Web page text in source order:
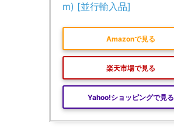
m) [並行輸入品]
Amazonで見る
楽天市場で見る
Yahoo!ショッピングで見る